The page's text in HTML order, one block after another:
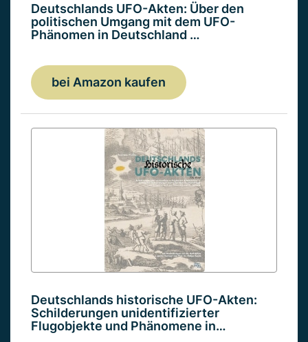
Deutschlands UFO-Akten: Über den
politischen Umgang mit dem UFO-
Phänomen in Deutschland …
bei Amazon kaufen
Deutschlands historische UFO-Akten:
Schilderungen unidentifizierter
Flugobjekte und Phänomene in…